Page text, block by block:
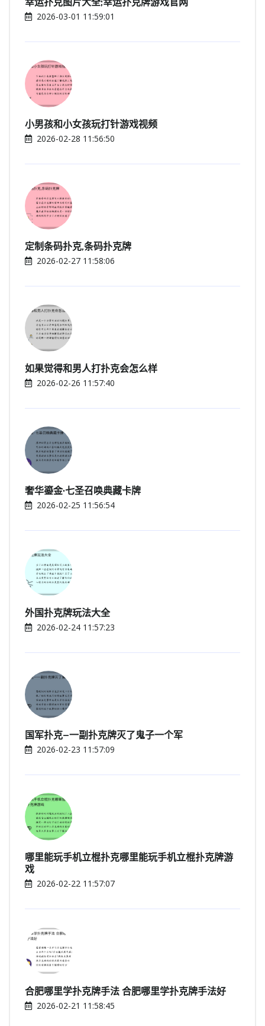
2026-03-01 11:59:01
小男孩和小女孩玩打针游戏视频
2026-02-28 11:56:50
定制条码扑克,条码扑克牌
2026-02-27 11:58:06
如果觉得和男人打扑克会怎么样
2026-02-26 11:57:40
奢华鎏金·七圣召唤典藏卡牌
2026-02-25 11:56:54
外国扑克牌玩法大全
2026-02-24 11:57:23
国军扑克—一副扑克牌灭了鬼子一个军
2026-02-23 11:57:09
哪里能玩手机立棍扑克哪里能玩手机立棍扑克牌游
戏
2026-02-22 11:57:07
合肥哪里学扑克牌手法 合肥哪里学扑克牌手法好
2026-02-21 11:58:45